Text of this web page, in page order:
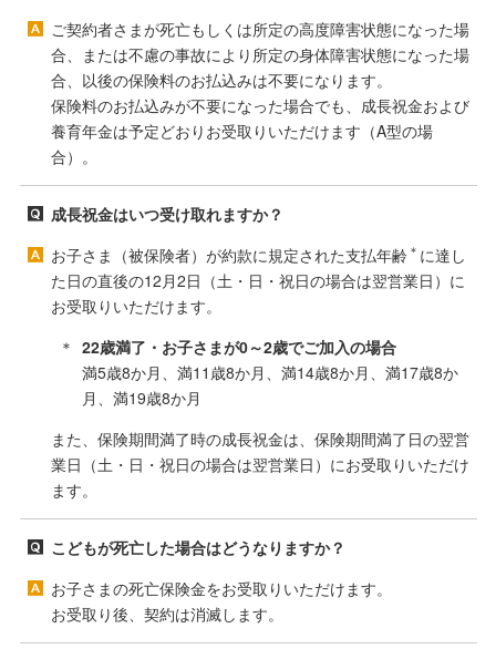
ご契約者さまが死亡もしくは所定の高度障害状態になった場
合、または不慮の事故により所定の身体障害状態になった場
合、以後の保険料のお払込みは不要になります。
保険料のお払込みが不要になった場合でも、成長祝金および
養育年金は予定どおりお受取りいただけます（A型の場
合）。
成長祝金はいつ受け取れますか？
お子さま（被保険者）が約款に規定された支払年齢 ＊ に達し
た日の直後の12月2日（土・日・祝日の場合は翌営業日）に
お受取りいただけます。
22歳満了・お子さまが0～2歳でご加入の場合
満5歳8か月、満11歳8か月、満14歳8か月、満17歳8か
月、満19歳8か月
また、保険期間満了時の成長祝金は、保険期間満了日の翌営
業日（土・日・祝日の場合は翌営業日）にお受取りいただけ
ます。
こどもが死亡した場合はどうなりますか？
お子さまの死亡保険金をお受取りいただけます。
お受取り後、契約は消滅します。